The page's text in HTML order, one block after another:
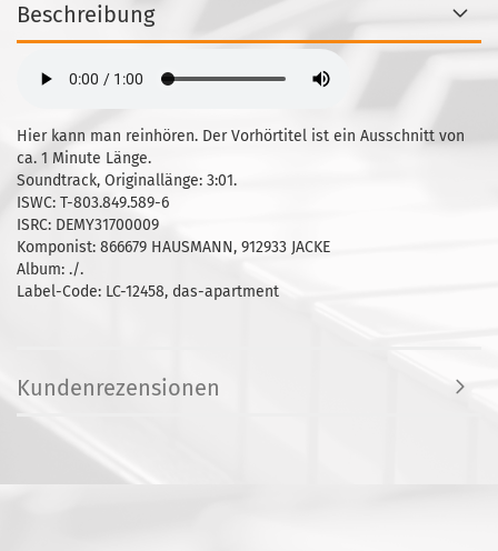
Beschreibung
Hier kann man reinhören. Der Vorhörtitel ist ein Ausschnitt von
ca. 1 Minute Länge.
Soundtrack, Originallänge: 3:01.
ISWC: T-803.849.589-6
ISRC: DEMY31700009
Komponist: 866679 HAUSMANN, 912933 JACKE
Album: ./.
Label-Code: LC-12458, das-apartment
Kundenrezensionen